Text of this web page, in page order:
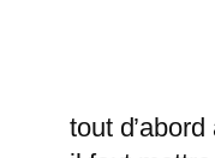
tout